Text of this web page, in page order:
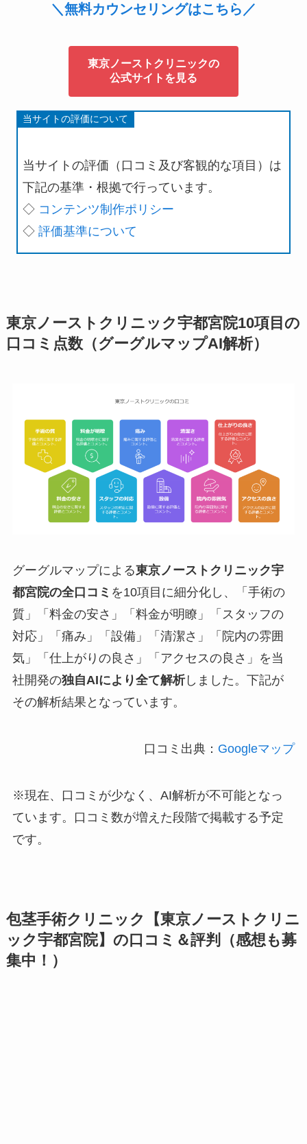
＼無料カウンセリングはこちら／
東京ノーストクリニックの
公式サイトを見る
当サイトの評価について
当サイトの評価（口コミ及び客観的な項目）は
下記の基準・根拠で行っています。
◇ コンテンツ制作ポリシー
◇評価基準について
東京ノーストクリニック宇都宮院10項目の
口コミ点数（グーグルマップAI解析）
グーグルマップによる東京ノーストクリニック宇
都宮院の全口コミ を10項目に細分化し、「手術の
質」「料金の安さ」「料金が明瞭」「スタッフの
対応」「痛み」「設備」「清潔さ」「院内の雰囲
気」「仕上がりの良さ」「アクセスの良さ」を当
社開発の独自AIにより全て解析しました。下記が
その解析結果となっています。
口コミ出典： Googleマップ
※現在、口コミが少なく、AI解析が不可能となっ
ています。口コミ数が増えた段階で掲載する予定
です。
包茎手術クリニック【東京ノーストクリニ
ック宇都宮院】の口コミ＆評判（感想も募
集中！）